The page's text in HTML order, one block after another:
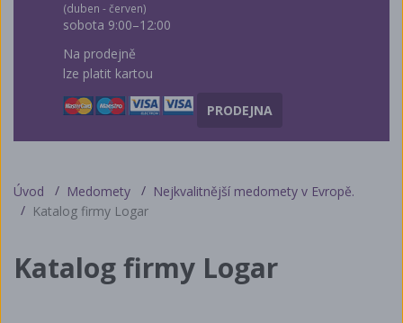
(duben - červen)
sobota 9:00–12:00
Na prodejně
lze platit kartou
PRODEJNA
Úvod Medomety
Nejkvalitnější medomety v Evropě.
Katalog firmy Logar
Katalog firmy Logar